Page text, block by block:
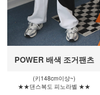
POWER 배색 조거팬츠
(키148cm이상~)
★★댄스복도 피노라벨 ★★